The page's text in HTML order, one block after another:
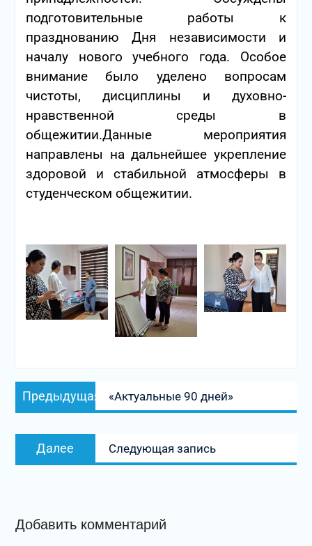
подготовительные работы к
празднованию Дня независимости и
началу нового учебного года. Особое
внимание было уделено вопросам
чистоты, дисциплины и духовно-
нравственной среды в
общежитии.Данные мероприятия
направлены на дальнейшее укрепление
здоровой и стабильной атмосферы в
студенческом общежитии.
Навигация
по
Предыдущая
запись:
«Актуальные 90 дней»
Далее
запись:
Следующая запись
Добавить комментарий